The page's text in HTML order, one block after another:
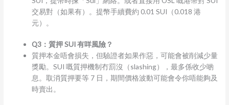
交易對（如果有）。提幣手續費約 0.01 SUI（0.018 港
元）。
Q3：質押 SUI 有咩風險？
質押本金唔會損失，但驗證者如果作惡，可能會被削減少量
獎勵。SUI 嘅質押機制冇罰沒（slashing），最多係收少啲
息。取消質押要等 7 日，期間價格波動可能會令你唔能夠及
時賣出。